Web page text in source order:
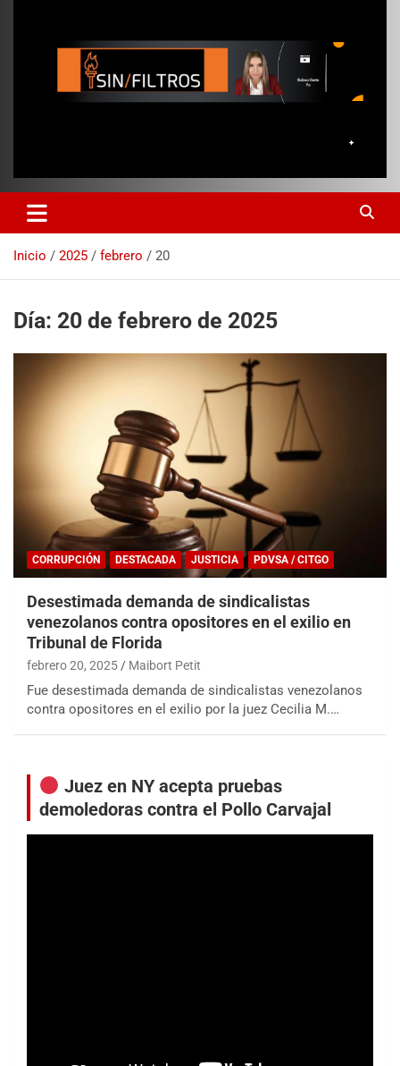
Inicio 2025 febrero 20
Día: 20 de febrero de 2025
CORRUPCIÓN DESTACADA JUSTICIA PDVSA / CITGO
Desestimada demanda de sindicalistas
venezolanos contra opositores en el exilio en
Tribunal de Florida
febrero 20, 2025 Maibort Petit
Fue desestimada demanda de sindicalistas venezolanos
contra opositores en el exilio por la juez Cecilia M.…
Juez en NY acepta pruebas
demoledoras contra el Pollo Carvajal